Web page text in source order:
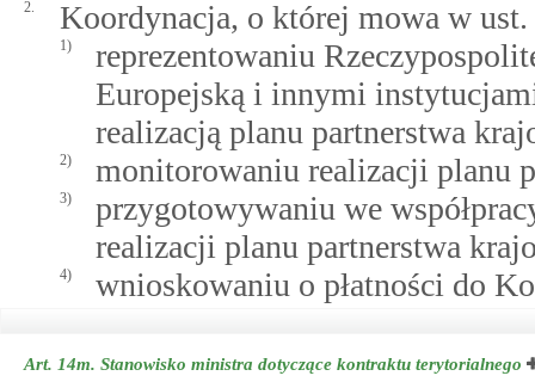
2. Koordynacja, o której mowa w
1)
reprezentowaniu
Europejską i innymi
realizacją planu partnerstwa
2) monitorowaniu realizacji planu
3)
przygotowywaniu we
realizacji planu partnerstwa
4) wnioskowaniu o płatności do
Art. 14m. Stanowisko ministra dotyczące kontraktu terytorialnego